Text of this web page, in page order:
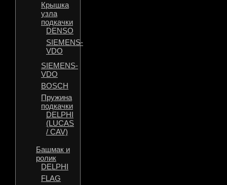
Крышка
узла
подкачки
DENSO
SIEMENS-
VDO
SIEMENS-
VDO
BOSCH
Пружина
подкачки
DELPHI
(LUCAS
/ CAV)
Башмак и
ролик
DELPHI
FLAG